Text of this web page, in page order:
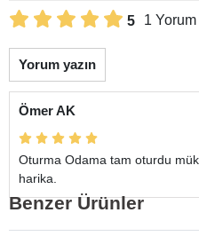
5 1 Yorum
Yorum yazın
Ömer AK
Oturma Odama tam oturdu
harika.
Benzer Ürünler